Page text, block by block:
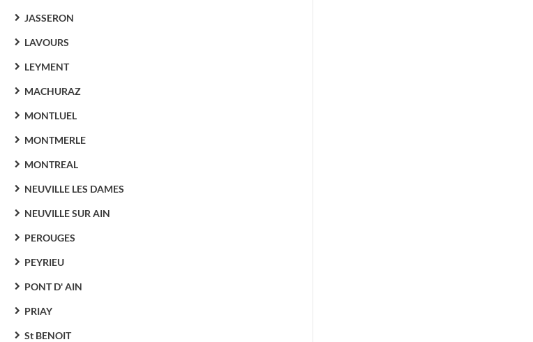
JASSERON
LAVOURS
LEYMENT
MACHURAZ
MONTLUEL
MONTMERLE
MONTREAL
NEUVILLE LES DAMES
NEUVILLE SUR AIN
PEROUGES
PEYRIEU
PONT D' AIN
PRIAY
St BENOIT